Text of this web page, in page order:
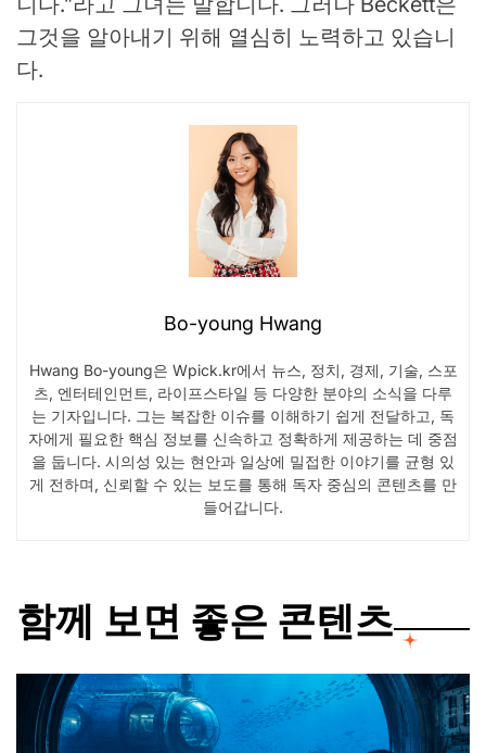
그것을 알아내기 위해 열심히 노력하고 있습니
다.
Bo-young Hwang
Hwang Bo-young은 Wpick.kr에서 뉴스, 정치, 경제, 기술, 스포
츠, 엔터테인먼트, 라이프스타일 등 다양한 분야의 소식을 다루
는 기자입니다. 그는 복잡한 이슈를 이해하기 쉽게 전달하고, 독
자에게 필요한 핵심 정보를 신속하고 정확하게 제공하는 데 중점
을 둡니다. 시의성 있는 현안과 일상에 밀접한 이야기를 균형 있
게 전하며, 신뢰할 수 있는 보도를 통해 독자 중심의 콘텐츠를 만
들어갑니다.
함께 보면 좋은 콘텐츠